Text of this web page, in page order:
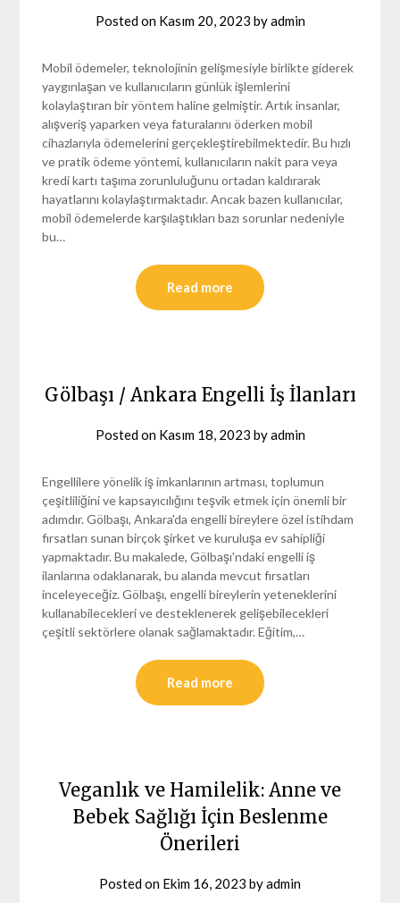
Posted on Kasım 20, 2023 byadmin
Mobil ödemeler, teknolojinin gelişmesiyle birlikte giderek
yaygınlaşan ve kullanıcıların günlük işlemlerini
kolaylaştıran bir yöntem haline gelmiştir. Artık insanlar,
alışveriş yaparken veya faturalarını öderken mobil
cihazlarıyla ödemelerini gerçekleştirebilmektedir. Bu hızlı
ve pratik ödeme yöntemi, kullanıcıların nakit para veya
kredi kartı taşıma zorunluluğunu ortadan kaldırarak
hayatlarını kolaylaştırmaktadır. Ancak bazen kullanıcılar,
mobil ödemelerde karşılaştıkları bazı sorunlar nedeniyle
bu…
Read more
Gölbaşı / Ankara Engelli İş İlanları
Posted on Kasım 18, 2023 byadmin
Engellilere yönelik iş imkanlarının artması, toplumun
çeşitliliğini ve kapsayıcılığını teşvik etmek için önemli bir
adımdır. Gölbaşı, Ankara'da engelli bireylere özel istihdam
fırsatları sunan birçok şirket ve kuruluşa ev sahipliği
yapmaktadır. Bu makalede, Gölbaşı'ndaki engelli iş
ilanlarına odaklanarak, bu alanda mevcut fırsatları
inceleyeceğiz. Gölbaşı, engelli bireylerin yeteneklerini
kullanabilecekleri ve desteklenerek gelişebilecekleri
çeşitli sektörlere olanak sağlamaktadır. Eğitim,…
Read more
Veganlık ve Hamilelik: Anne ve
Bebek Sağlığı İçin Beslenme
Önerileri
Posted on Ekim 16, 2023 byadmin